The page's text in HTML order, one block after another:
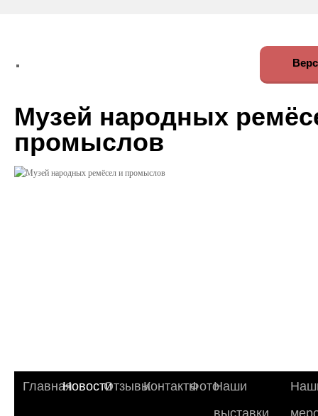
Музей народных
промыслов
ГлавнаяНовостиОтзывыКонтактыФотоНаши
выставки